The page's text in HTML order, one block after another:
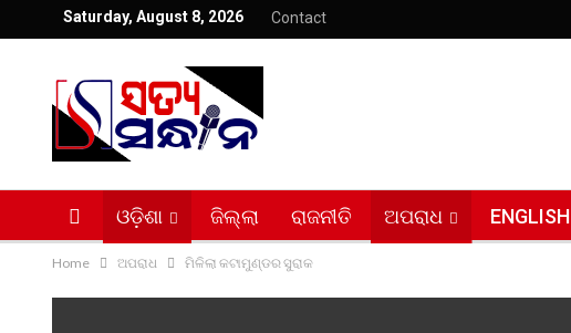
Saturday, August 8, 2026 Contact
ଓଡ଼ିଶା ଜିଲ୍ଲା ରାଜନୀତି ଅପରାଧ ENGLISH
ସତ୍ୟ ସନ୍ଧାନ
Home ଅପରାଧ ମିଳିଲା କଟାମୁଣ୍ଡର ସୁରାକ